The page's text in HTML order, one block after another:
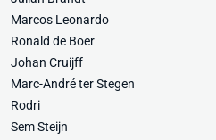
Marcos Leonardo
Ronald de Boer
Johan Cruijff
Marc-André ter Stegen
Rodri
Sem Steijn